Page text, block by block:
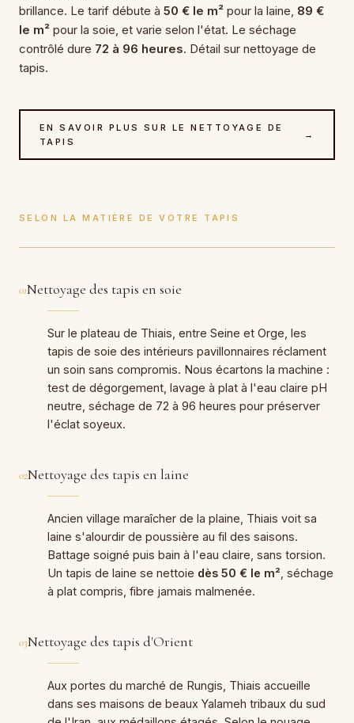
brillance. Le tarif débute à 50 € le m² pour la laine, 89 €
le m² pour la soie, et varie selon l'état. Le séchage
contrôlé dure 72 à 96 heures. Détail sur nettoyage de
tapis.
EN SAVOIR PLUS SUR LE NETTOYAGE DE
TAPIS
→
SELON LA MATIÈRE DE VOTRE TAPIS
01Nettoyage des tapis en soie
Sur le plateau de Thiais, entre Seine et Orge, les
tapis de soie des intérieurs pavillonnaires réclament
un soin sans compromis. Nous écartons la machine :
test de dégorgement, lavage à plat à l'eau claire pH
neutre, séchage de 72 à 96 heures pour préserver
l'éclat soyeux.
02Nettoyage des tapis en laine
Ancien village maraîcher de la plaine, Thiais voit sa
laine s'alourdir de poussière au fil des saisons.
Battage soigné puis bain à l'eau claire, sans torsion.
Un tapis de laine se nettoie dès 50 € le m² , séchage
à plat compris, fibre jamais malmenée.
03Nettoyage des tapis d'Orient
Aux portes du marché de Rungis, Thiais accueille
dans ses maisons de beaux Yalameh tribaux du sud